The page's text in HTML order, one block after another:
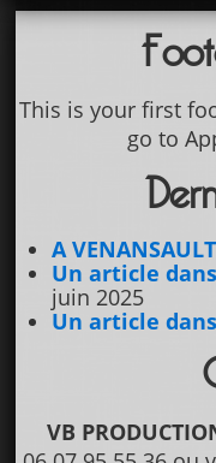
This is your first
go to
A
Un article
juin 2025
Un article
VB